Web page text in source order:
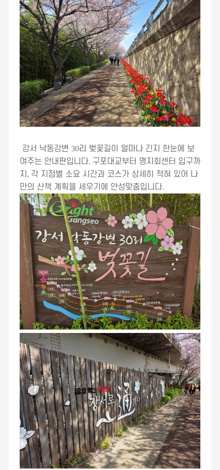
강서 낙동강변 30리 벚꽃길이 얼마나 긴지 한눈에 보
여주는 안내판입니다. 구포대교부터 명지회센터 입구까
지 , 각 지점별 소요 시간과 코스가 상세히 적혀 있어 나
만의 산책 계획을 세우기에 안성맞춤입니다.